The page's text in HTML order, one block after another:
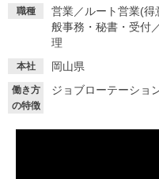
イベントを探す
就活ノウハウ・サポー
職種 営業／ ルート営業(得
般事務・秘書・受付
理
本社 岡山県
働き方
の特徴
ジョブローテーショ